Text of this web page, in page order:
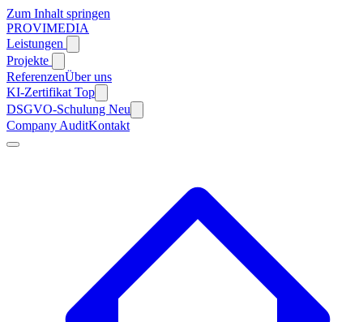
Zum Inhalt springen
PROVIMEDIA
Leistungen
Projekte
ReferenzenÜber uns
KI-Zertifikat Top
DSGVO-Schulung Neu
Company AuditKontakt